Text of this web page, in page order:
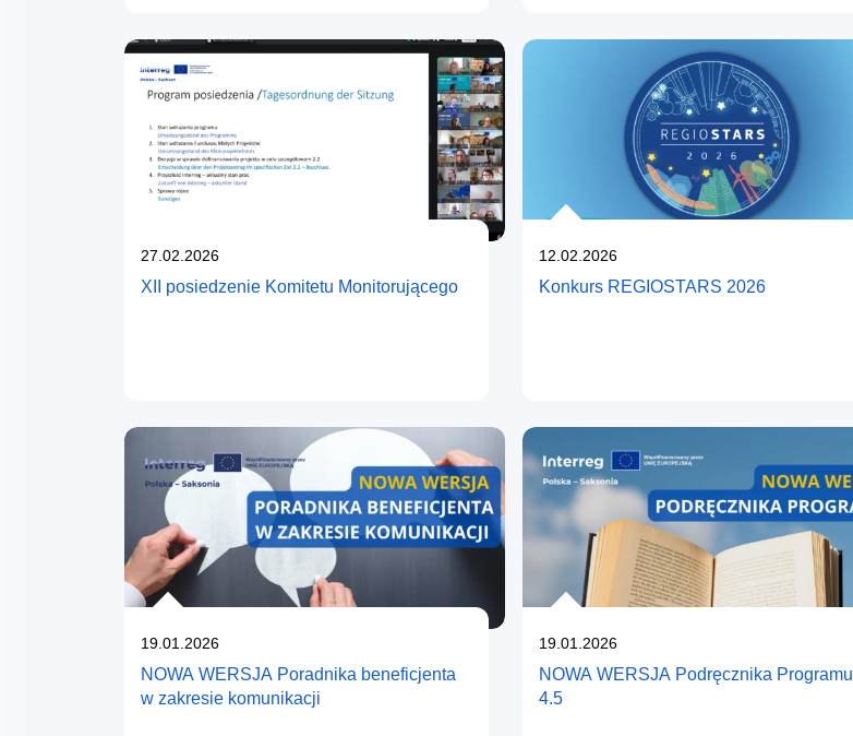
Opublikowano
27.02.2026
XII posiedzenie Komitetu Monitorującego
Opublikowano
12.02.2026
Konkurs REGIOSTARS 2026
Opublikowano
19.01.2026
NOWA WERSJA Poradnika beneficjenta
w zakresie komunikacji
Opublikowano
19.01.2026
NOWA WERSJA Podręcznika Programu
4.5